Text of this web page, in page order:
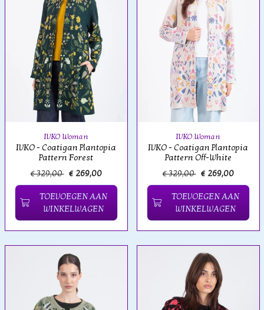
IVKO Woman
IVKO - Coatigan Plantopia
Pattern Forest
€ 329,00 € 269,00
TOEVOEGEN AAN
WINKELWAGEN
IVKO Woman
IVKO - Coatigan Plantopia
Pattern Off-White
€ 329,00 € 269,00
TOEVOEGEN AAN
WINKELWAGEN